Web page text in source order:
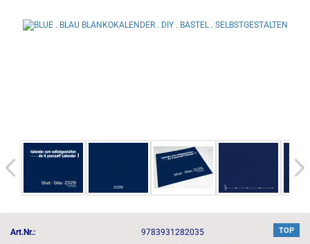
TOP
Art.Nr.:
9783931282035